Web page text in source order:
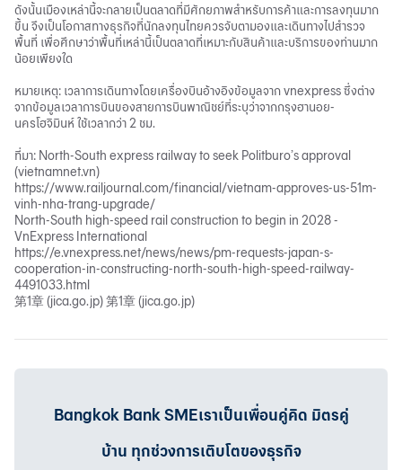
ดังนั้นเมืองเหล่านี้จะกลายเป็นตลาดที่มีศักยภาพสำหรับการค้าและการลงทุนมาก
ขึ้น จึงเป็นโอกาสทางธุรกิจที่นักลงทุนไทยควรจับตามองและเดินทางไปสำรวจ
พื้นที่ เพื่อศึกษาว่าพื้นที่เหล่านี้เป็นตลาดที่เหมาะกับสินค้าและบริการของท่านมาก
น้อยเพียงใด
หมายเหตุ: เวลาการเดินทางโดยเครื่องบินอ้างอิงข้อมูลจาก vnexpress ซึ่งต่าง
จากข้อมูลเวลาการบินของสายการบินพาณิชย์ที่ระบุว่าจากกรุงฮานอย-
นครโฮจิมินห์ ใช้เวลากว่า 2 ชม.
ที่มา: North-South express railway to seek Politburo’s approval
(vietnamnet.vn)
https://www.railjournal.com/financial/vietnam-approves-us-51m-
vinh-nha-trang-upgrade/
North-South high-speed rail construction to begin in 2028 -
VnExpress International
https://e.vnexpress.net/news/news/pm-requests-japan-s-
cooperation-in-constructing-north-south-high-speed-railway-
4491033.html
第1章 (jica.go.jp) 第1章 (jica.go.jp)
Bangkok Bank SMEเราเป็นเพื่อนคู่คิด มิตรคู่
บ้าน ทุกช่วงการเติบโตของธุรกิจ